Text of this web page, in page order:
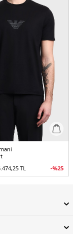
cm / Bel : 83 cm /
TL -%25